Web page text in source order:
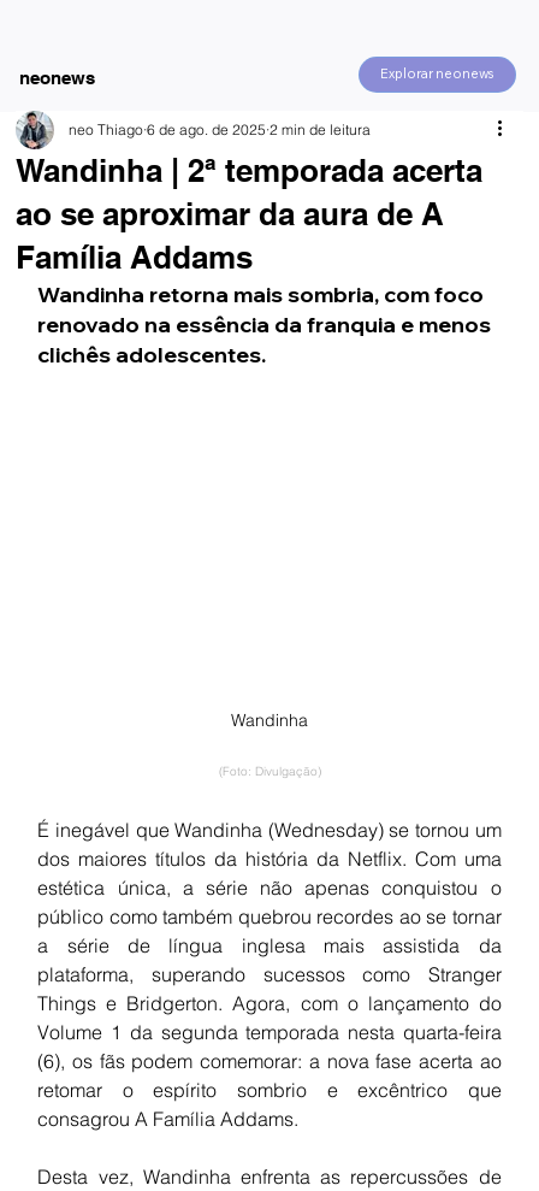
Explorar neonews
neonews
Wandinha | 2ª temporada acerta
ao se aproximar da aura de A
Família Addams
neo Thiago 6 de ago. de 2025 2 min de leitura
Wandinha retorna mais sombria, com foco
renovado na essência da franquia e menos
clichês adolescentes.
Wandinha
(Foto: Divulgação)
É inegável que Wandinha (Wednesday) se tornou um
dos maiores títulos da história da Netflix. Com uma
estética única, a série não apenas conquistou o
público como também quebrou recordes ao se tornar
a série de língua inglesa mais assistida da
plataforma, superando sucessos como Stranger
Things e Bridgerton. Agora, com o lançamento do
Volume 1 da segunda temporada nesta quarta-feira
(6), os fãs podem comemorar: a nova fase acerta ao
retomar o espírito sombrio e excêntrico que
consagrou A Família Addams.
Desta vez, Wandinha enfrenta as repercussões de